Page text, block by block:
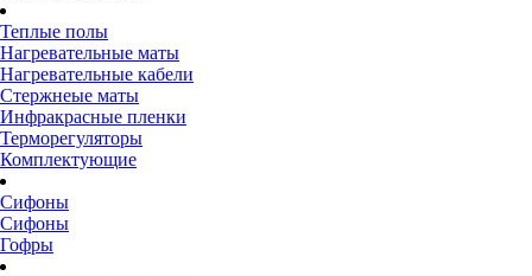
Теплые полы
Нагревательные маты
Нагревательные кабели
Стержнеые маты
Инфракрасные пленки
Терморегуляторы
Комплектующие
Сифоны
Сифоны
Гофры